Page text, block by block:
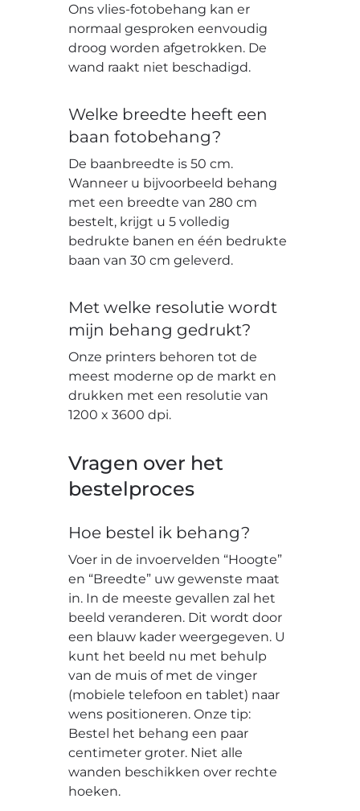
Ons vlies-fotobehang kan er
normaal gesproken eenvoudig
droog worden afgetrokken. De
wand raakt niet beschadigd.
Welke breedte heeft een
baan fotobehang?
De baanbreedte is 50 cm.
Wanneer u bijvoorbeeld behang
met een breedte van 280 cm
bestelt, krijgt u 5 volledig
bedrukte banen en één bedrukte
baan van 30 cm geleverd.
Met welke resolutie wordt
mijn behang gedrukt?
Onze printers behoren tot de
meest moderne op de markt en
drukken met een resolutie van
1200 x 3600 dpi.
Vragen over het
bestelproces
Hoe bestel ik behang?
Voer in de invoervelden “Hoogte”
en “Breedte” uw gewenste maat
in. In de meeste gevallen zal het
beeld veranderen. Dit wordt door
een blauw kader weergegeven. U
kunt het beeld nu met behulp
van de muis of met de vinger
(mobiele telefoon en tablet) naar
wens positioneren. Onze tip:
Bestel het behang een paar
centimeter groter. Niet alle
wanden beschikken over rechte
hoeken.